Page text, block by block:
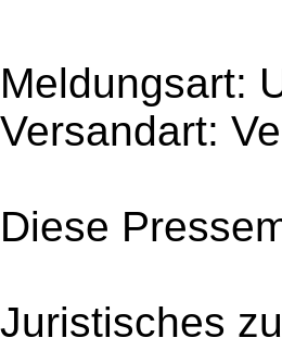
Meldungsart:
Versandart:
Diese
Juristisches